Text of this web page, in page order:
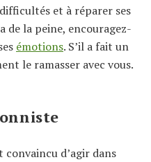
et à réparer ses
de la peine, encouragez-
émotions. S’il a fait un
le ramasser avec vous.
d’agir dans